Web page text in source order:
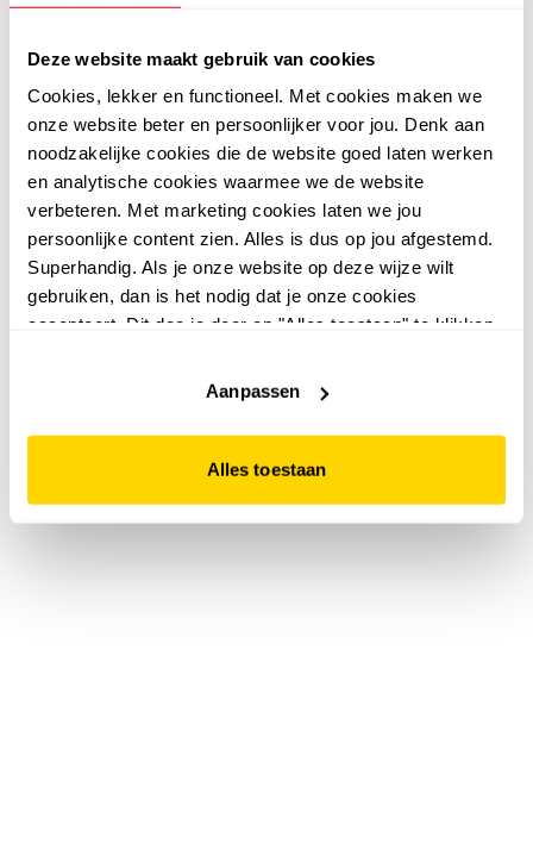
Deze website maakt gebruik van cookies
Cookies, lekker en functioneel. Met cookies maken we
onze website beter en persoonlijker voor jou. Denk aan
noodzakelijke cookies die de website goed laten werken
en analytische cookies waarmee we de website
verbeteren. Met marketing cookies laten we jou
persoonlijke content zien. Alles is dus op jou afgestemd.
Superhandig. Als je onze website op deze wijze wilt
gebruiken, dan is het nodig dat je onze cookies
accepteert. Dit doe je door op "Alles toestaan" te klikken.
website niet optimaal functioneert.
Aanpassen
Alles toestaan